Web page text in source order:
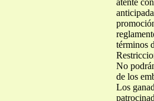
No
de los
Los